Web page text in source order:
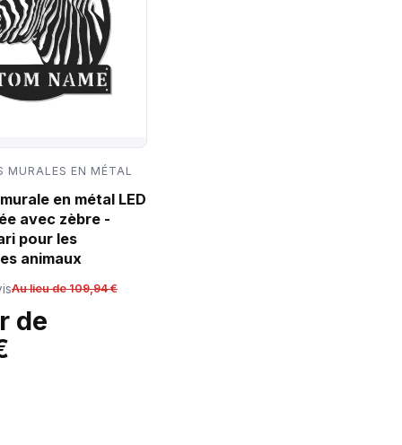
MURALES EN MÉTAL
en métal LED
avec zèbre -
pour les
animaux
Au lieu de 109,94 €
de